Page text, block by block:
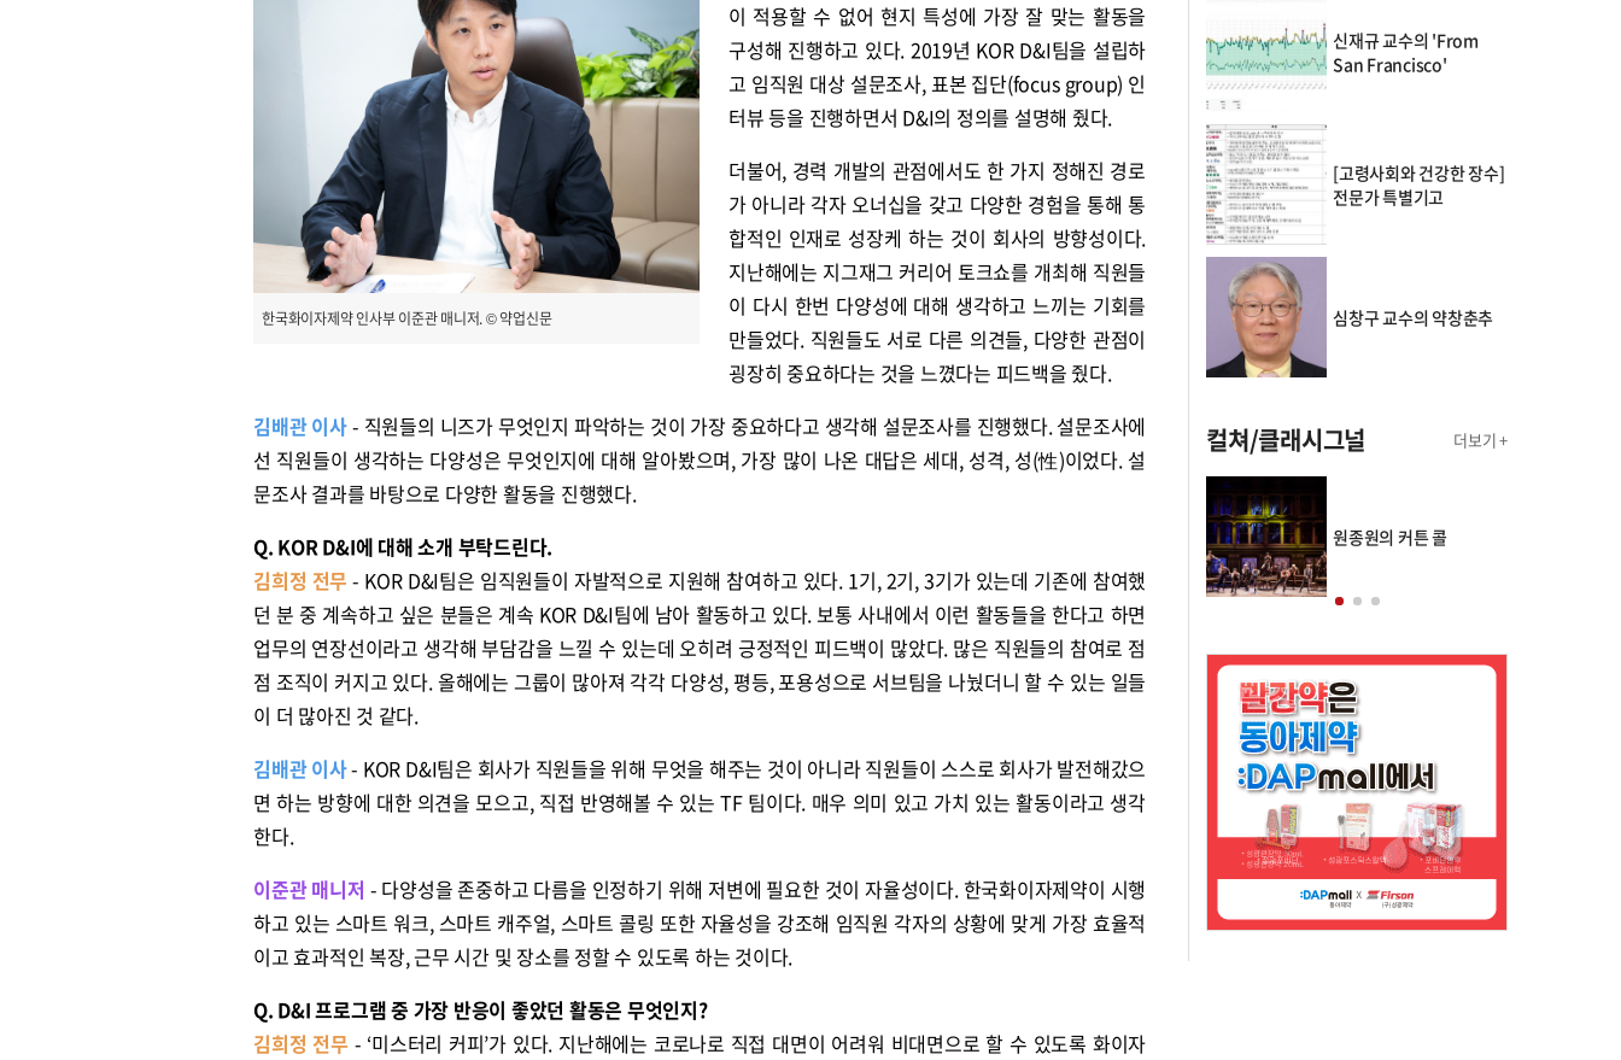
한국화이자제약 인사부 이준관 매니저. © 약업신문
이 적용할 수 없어 현지 특성에 가장 잘 맞는 활동을
구성해 진행하고 있다. 2019년 KOR D&I팀을 설립하
고 임직원 대상 설문조사, 표본 집단(focus group) 인
터뷰 등을 진행하면서 D&I의 정의를 설명해 줬다.
더불어, 경력 개발의 관점에서도 한 가지 정해진 경로
가 아니라 각자 오너십을 갖고 다양한 경험을 통해 통
합적인 인재로 성장케 하는 것이 회사의 방향성이다.
지난해에는 지그재그 커리어 토크쇼를 개최해 직원들
이 다시 한번 다양성에 대해 생각하고 느끼는 기회를
만들었다. 직원들도 서로 다른 의견들, 다양한 관점이
굉장히 중요하다는 것을 느꼈다는 피드백을 줬다.
김배관 이사- 직원들의 니즈가 무엇인지 파악하는 것이 가장 중요하다고 생각해 설문조사를 진행했다. 설문조사에
선 직원들이 생각하는 다양성은 무엇인지에 대해 알아봤으며, 가장 많이 나온 대답은 세대, 성격, 성(性)이었다. 설
문조사 결과를 바탕으로 다양한 활동을 진행했다.
Q. KOR D&I에 대해 소개 부탁드린다.
김희정 전무 - KOR D&I팀은 임직원들이 자발적으로 지원해 참여하고 있다. 1기, 2기, 3기가 있는데 기존에 참여했
던 분 중 계속하고 싶은 분들은 계속 KOR D&I팀에 남아 활동하고 있다. 보통 사내에서 이런 활동들을 한다고 하면
업무의 연장선이라고 생각해 부담감을 느낄 수 있는데 오히려 긍정적인 피드백이 많았다. 많은 직원들의 참여로 점
점 조직이 커지고 있다. 올해에는 그룹이 많아져 각각 다양성, 평등, 포용성으로 서브팀을 나눴더니 할 수 있는 일들
이 더 많아진 것 같다.
김배관 이사- KOR D&I팀은 회사가 직원들을 위해 무엇을 해주는 것이 아니라 직원들이 스스로 회사가 발전해갔으
면 하는 방향에 대한 의견을 모으고, 직접 반영해볼 수 있는 TF 팀이다. 매우 의미 있고 가치 있는 활동이라고 생각
한다.
이준관 매니저 - 다양성을 존중하고 다름을 인정하기 위해 저변에 필요한 것이 자율성이다. 한국화이자제약이 시행
하고 있는 스마트 워크, 스마트 캐주얼, 스마트 콜링 또한 자율성을 강조해 임직원 각자의 상황에 맞게 가장 효율적
이고 효과적인 복장, 근무 시간 및 장소를 정할 수 있도록 하는 것이다.
Q. D&I 프로그램 중 가장 반응이 좋았던 활동은 무엇인지?
김희정 전무 - ‘미스터리 커피’가 있다. 지난해에는 코로나로 직접 대면이 어려워 비대면으로 할 수 있도록 화이자
신재규 교수의 'From
San Francisco'
[고령사회와 건강한 장수]
전문가 특별기고
심창구 교수의 약창춘추
컬쳐/클래시그널 더보기 +
원종원의 커튼 콜 원종원의 커튼 콜